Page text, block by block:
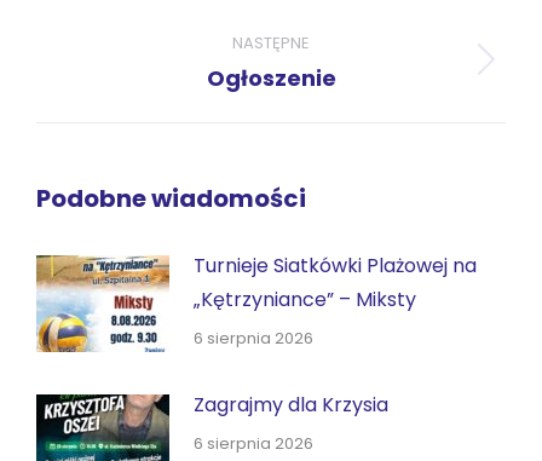
NASTĘPNE
Następny
Ogłoszenie
Podobne wiadomości
Turnieje Siatkówki Plażowej na
„Kętrzyniance” – Miksty
6 sierpnia 2026
Zagrajmy dla Krzysia
6 sierpnia 2026